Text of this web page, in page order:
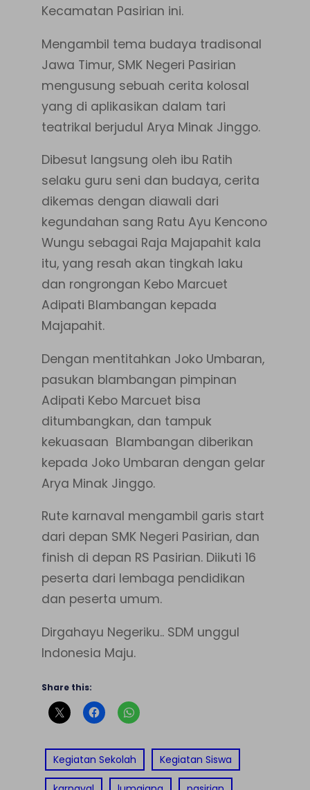
Kecamatan Pasirian ini.
Mengambil tema budaya tradisonal
Jawa Timur, SMK Negeri Pasirian
mengusung sebuah cerita kolosal
yang di aplikasikan dalam tari
teatrikal berjudul Arya Minak Jinggo.
Dibesut langsung oleh ibu Ratih
selaku guru seni dan budaya, cerita
dikemas dengan diawali dari
kegundahan sang Ratu Ayu Kencono
Wungu sebagai Raja Majapahit kala
itu, yang resah akan tingkah laku
dan rongrongan Kebo Marcuet
Adipati Blambangan kepada
Majapahit.
Dengan mentitahkan Joko Umbaran,
pasukan blambangan pimpinan
Adipati Kebo Marcuet bisa
ditumbangkan, dan tampuk
kekuasaan Blambangan diberikan
kepada Joko Umbaran dengan gelar
Arya Minak Jinggo.
Rute karnaval mengambil garis start
dari depan SMK Negeri Pasirian, dan
finish di depan RS Pasirian. Diikuti 16
peserta dari lembaga pendidikan
dan peserta umum.
Dirgahayu Negeriku.. SDM unggul
Indonesia Maju.
Share this:
Kegiatan Sekolah Kegiatan Siswa